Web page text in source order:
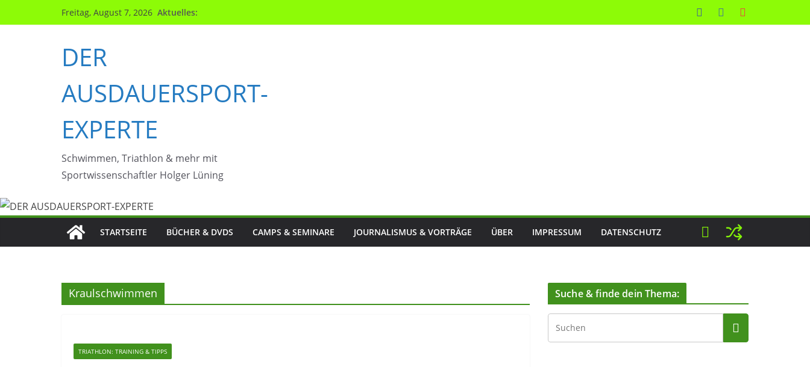
Inhalt
Freitag, August 7, 2026 Aktuelles:
DER
AUSDAUERSPORT-
EXPERTE
Schwimmen, Triathlon & mehr mit
Sportwissenschaftler Holger Lüning
STARTSEITE BÜCHER & DVDS CAMPS & SEMINARE JOURNALISMUS & VORTRÄGE ÜBER IMPRESSUM DATENSCHUTZ
Kraulschwimmen
TRIATHLON: TRAINING & TIPPS
Suche & finde dein Thema: